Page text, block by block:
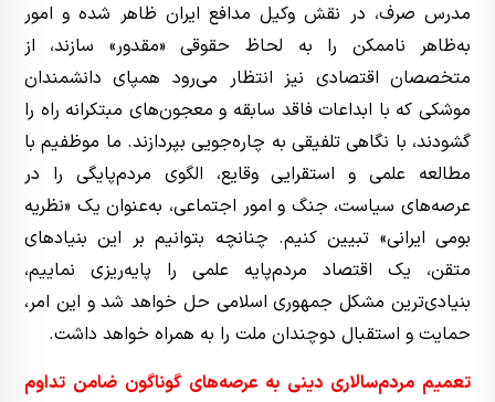
مدرس صرف، در نقش وکیل مدافع ایران ظاهر شده و امور
به‌ظاهر ناممکن را به لحاظ حقوقی «مقدور» سازند، از
متخصصان اقتصادی نیز انتظار می‌رود همپای دانشمندان
موشکی که با ابداعات فاقد سابقه و معجون‌های مبتکرانه راه را
گشودند، با نگاهی تلفیقی به چاره‌جویی بپردازند. ما موظفیم با
مطالعه علمی و استقرایی وقایع، الگوی مردم‌پایگی را در
عرصه‌های سیاست، جنگ و امور اجتماعی، به‌عنوان یک «نظریه
بومی ایرانی» تبیین کنیم. چنانچه بتوانیم بر این بنیادهای
متقن، یک اقتصاد مردم‌پایه علمی را پایه‌ریزی نماییم،
بنیادی‌ترین مشکل جمهوری اسلامی حل خواهد شد و این امر،
حمایت و استقبال دوچندان ملت را به همراه خواهد داشت.
تعمیم مردم‌سالاری دینی به عرصه‌های گوناگون ضامن تداوم